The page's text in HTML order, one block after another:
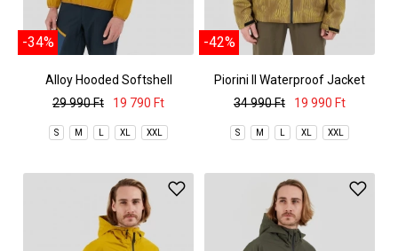
-34%
Alloy Hooded Softshell
29 990 Ft
19 790 Ft
S M L XL XXL
-42%
Piorini II Waterproof Jacket
34 990 Ft
19 990 Ft
S M L XL XXL